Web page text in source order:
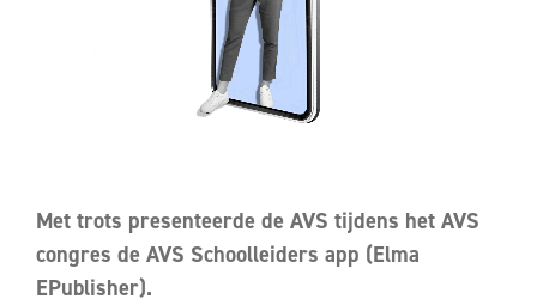
Met trots presenteerde de AVS tijdens het AVS
congres de AVS Schoolleiders app (Elma
EPublisher).